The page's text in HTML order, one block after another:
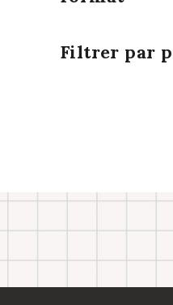
Filtrer par